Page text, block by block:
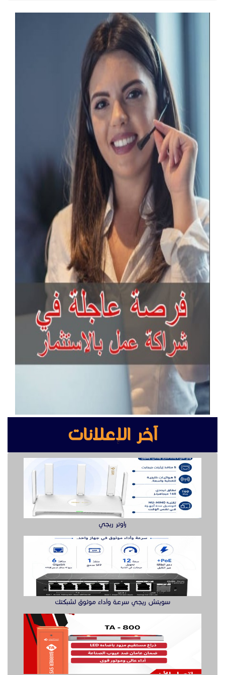
آخر الإعلانات
راوتر ريجي
سويتش ريجي سرعة وأداء موثوق لشبكتك